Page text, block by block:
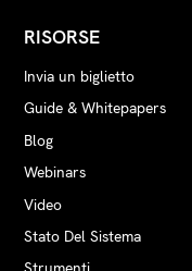
RISORSE
Invia un biglietto
Guide & Whitepapers
Blog
Webinars
Video
Stato Del Sistema